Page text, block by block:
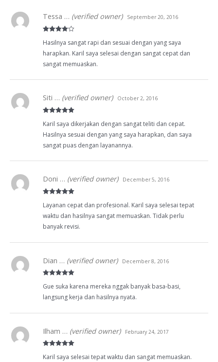
out of 5
Tessa … (verified owner) September 20, 2016
Hasilnya sangat rapi dan sesuai dengan yang saya
harapkan. Karil saya selesai dengan sangat cepat dan
sangat memuaskan.
of 5
Siti … (verified owner) October 2, 2016
Karil saya dikerjakan dengan sangat teliti dan cepat.
Hasilnya sesuai dengan yang saya harapkan, dan saya
sangat puas dengan layanannya.
of 5
Doni … (verified owner) December 5, 2016
Layanan cepat dan profesional. Karil saya selesai tepat
waktu dan hasilnya sangat memuaskan. Tidak perlu
banyak revisi.
of 5
Dian … (verified owner) December 8, 2016
Gue suka karena mereka nggak banyak basa-basi,
langsung kerja dan hasilnya nyata.
of 5
Ilham … (verified owner) February 24, 2017
Karil saya selesai tepat waktu dan sangat memuaskan.